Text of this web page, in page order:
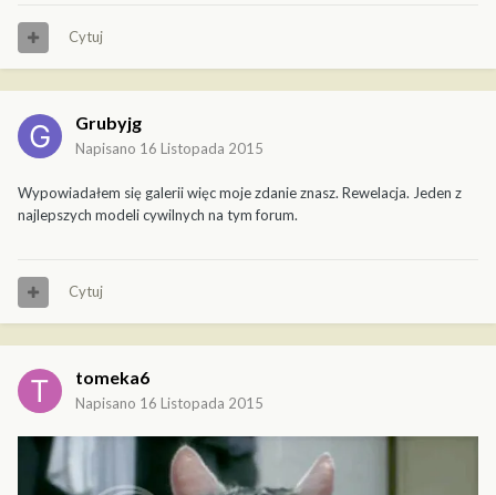
Cytuj
Grubyjg
Napisano 16 Listopada 2015
Wypowiadałem się galerii więc moje zdanie znasz. Rewelacja. Jeden z
najlepszych modeli cywilnych na tym forum.
Cytuj
tomeka6
Napisano 16 Listopada 2015